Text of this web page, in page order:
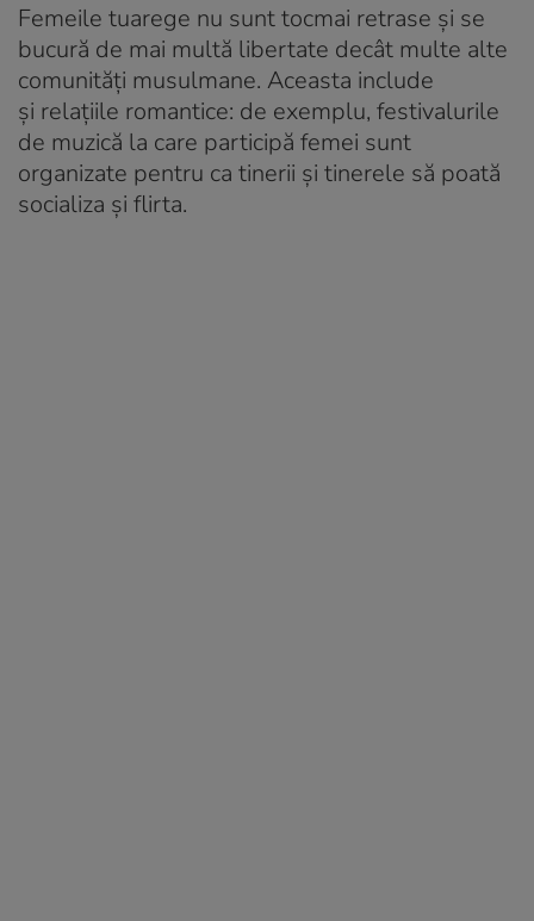
Femeile tuarege nu sunt tocmai retrase și se
bucură de mai multă libertate decât multe alte
comunități musulmane. Aceasta include
și relațiile romantice: de exemplu, festivalurile
de muzică la care participă femei sunt
organizate pentru ca tinerii și tinerele să poată
socializa și flirta.